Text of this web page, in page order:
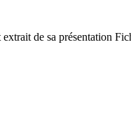
de sa présentation